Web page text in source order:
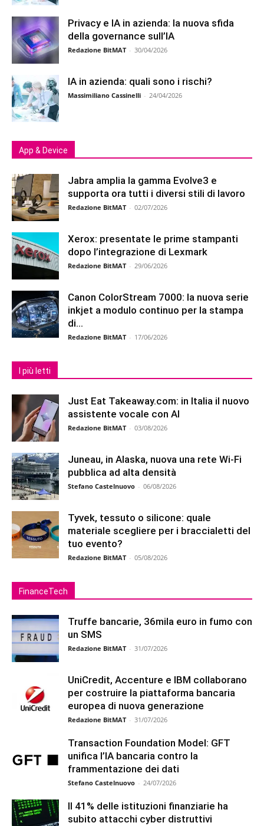
Privacy e IA in azienda: la nuova sfida
della governance sull’IA
Redazione BitMAT - 30/04/2026
IA in azienda: quali sono i rischi?
Massimiliano Cassinelli - 24/04/2026
App & Device
Jabra amplia la gamma Evolve3 e
supporta ora tutti i diversi stili di lavoro
Redazione BitMAT - 02/07/2026
Xerox: presentate le prime stampanti
dopo l’integrazione di Lexmark
Redazione BitMAT - 29/06/2026
Canon ColorStream 7000: la nuova serie
inkjet a modulo continuo per la stampa
di...
Redazione BitMAT - 17/06/2026
I più letti
Just Eat Takeaway.com: in Italia il nuovo
assistente vocale con AI
Redazione BitMAT - 03/08/2026
Juneau, in Alaska, nuova una rete Wi-Fi
pubblica ad alta densità
Stefano Castelnuovo - 06/08/2026
Tyvek, tessuto o silicone: quale
materiale scegliere per i braccialetti del
tuo evento?
Redazione BitMAT - 05/08/2026
FinanceTech
Truffe bancarie, 36mila euro in fumo con
un SMS
Redazione BitMAT - 31/07/2026
UniCredit, Accenture e IBM collaborano
per costruire la piattaforma bancaria
europea di nuova generazione
Redazione BitMAT - 31/07/2026
Transaction Foundation Model: GFT
unifica l’IA bancaria contro la
frammentazione dei dati
Stefano Castelnuovo - 24/07/2026
Il 41% delle istituzioni finanziarie ha
subito attacchi cyber distruttivi